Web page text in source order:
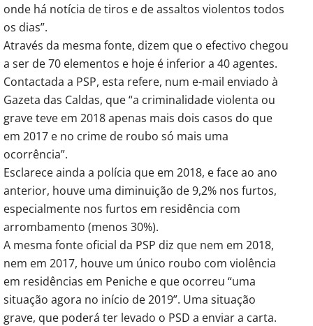
onde há notícia de tiros e de assaltos violentos todos
os dias”.
Através da mesma fonte, dizem que o efectivo chegou
a ser de 70 elementos e hoje é inferior a 40 agentes.
Contactada a PSP, esta refere, num e-mail enviado à
Gazeta das Caldas, que “a criminalidade violenta ou
grave teve em 2018 apenas mais dois casos do que
em 2017 e no crime de roubo só mais uma
ocorrência”.
Esclarece ainda a polícia que em 2018, e face ao ano
anterior, houve uma diminuição de 9,2% nos furtos,
especialmente nos furtos em residência com
arrombamento (menos 30%).
A mesma fonte oficial da PSP diz que nem em 2018,
nem em 2017, houve um único roubo com violência
em residências em Peniche e que ocorreu “uma
situação agora no início de 2019”. Uma situação
grave, que poderá ter levado o PSD a enviar a carta.